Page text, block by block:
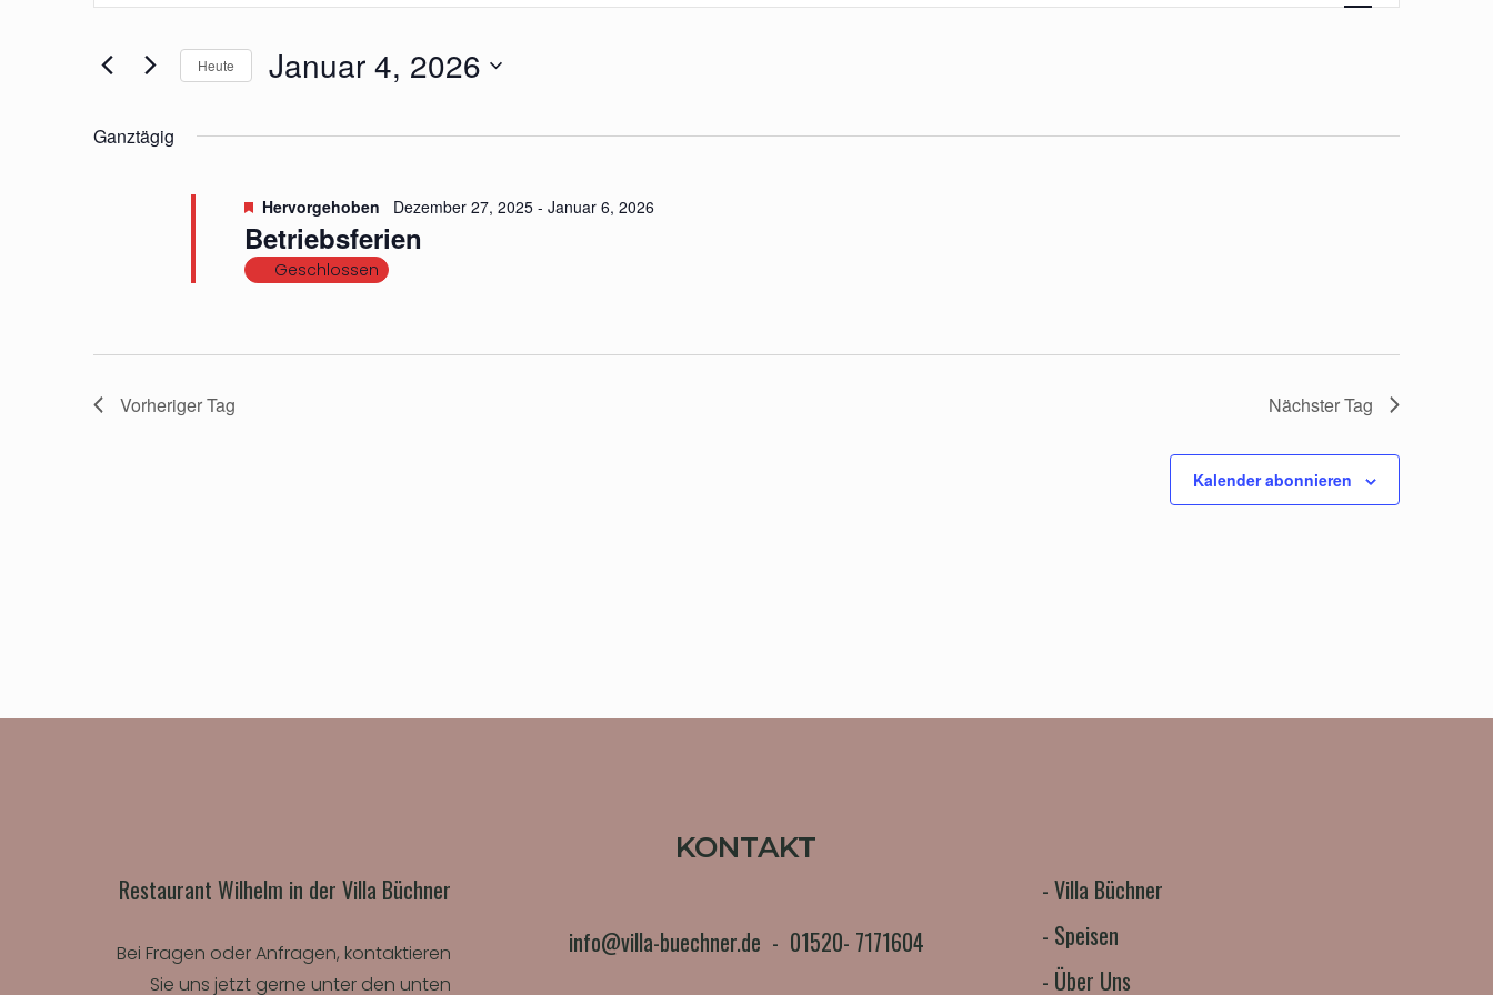
für
Januar
2026
Suche
und
Ansichten,
Navigation
Suche
Schlüsselwort.
Heute Januar 4, 2026
wählen.
Ganztägig
Betriebsferien
Hervorgehoben Dezember 27, 2025- Januar 6, 2026
Geschlossen
Vorheriger Tag Nächster Tag
Kalender abonnieren
Restaurant Wilhelm in der Villa Büchner
Bei Fragen oder Anfragen, kontaktieren
Sie uns jetzt gerne unter den unten
KONTAKT
info@villa-buechner.de - 01520- 7171604
- Villa Büchner
- Speisen
- Über Uns